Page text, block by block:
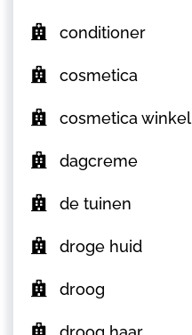
conditioner
cosmetica
cosmetica winkel
dagcreme
de tuinen
droge huid
droog